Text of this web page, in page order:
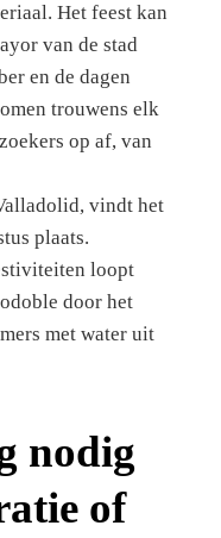
Het feest kan
van de stad
en de dagen
trouwens elk
op af, van
vindt het
plaats.
loopt
door het
met water uit
nodig
of